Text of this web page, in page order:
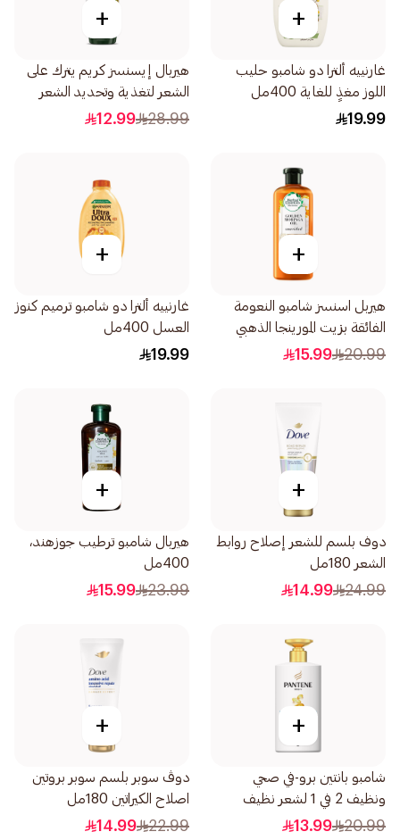
+
غارنييه ألترا دو شامبو حليب
اللوز مغذٍ للغاية 400مل
19.99
+
هيربال إيسنسز كريم يترك على
الشعر لتغذية وتحديد الشعر
الكيرلي بالصبار وزيت الأفوكادو
28.99
12.99
+
هيربل اسنسز شامبو النعومة
الفائقة بزيت المورينجا الذهبي
400مل
20.99
15.99
+
غارنييه ألترا دو شامبو ترميم كنوز
العسل 400مل
19.99
+
دوف بلسم للشعر إصلاح روابط
الشعر 180مل
24.99
14.99
+
هيربال شامبو ترطيب جوزهند،
400مل
23.99
15.99
+
شامبو بانتين برو-في صحي
ونظيف 2 في 1 لشعر نظيف
500مل
20.99
13.99
+
دوڤ سوبر بلسم سوبر بروتين
اصلاح الكيراتين 180مل
22.99
14.99